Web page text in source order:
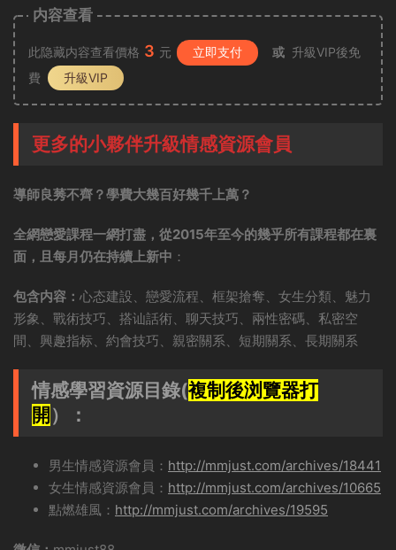
内容查看
此隐藏内容查看價格 3 元 立即支付 或 升級VIP後免
費
升級VIP
更多的小夥伴升級情感資源會員
導師良莠不齊？學費大幾百好幾千上萬？
全網戀愛課程一網打盡，從2015年至今的幾乎所有課程都在裏
面，且每月仍在持續上新中 ：
包含内容： 心态建設、戀愛流程、框架搶奪、女生分類、魅力
形象、戰術技巧、搭讪話術、聊天技巧、兩性密碼、私密空
間、興趣指标、約會技巧、親密關系、短期關系、長期關系
情感學習資源目錄(複制後浏覽器打
開 ）：
男生情感資源會員： http://mmjust.com/archives/18441
女生情感資源會員： http://mmjust.com/archives/10665
點燃雄風： http://mmjust.com/archives/19595